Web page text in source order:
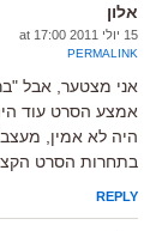
אלון
15 יולי 2011 at 17:00
PERMALINK
אני מצטער, אבל
אמצע הסרט עוד
היה לא אמין,
בתחרות הסרט
REPLY